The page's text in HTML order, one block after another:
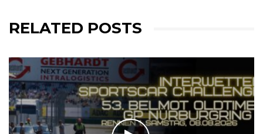
RELATED POSTS